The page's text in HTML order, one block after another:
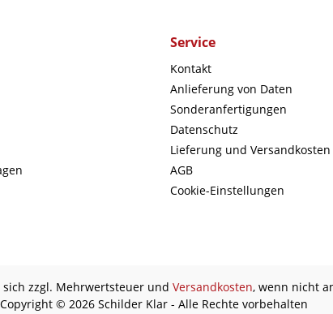
Service
Kontakt
Anlieferung von Daten
Sonderanfertigungen
Datenschutz
Lieferung und Versandkosten
AGB
Cookie-Einstellungen
zzgl. Mehrwertsteuer und Versandkosten, wenn nicht
Copyright © 2026 Schilder Klar - Alle Rechte vorbehalten